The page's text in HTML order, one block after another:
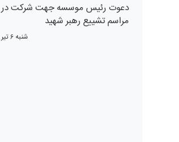
دعوت رئیس موسسه جهت شرکت در
مراسم تشییع رهبر شهید
شنبه ۶ تير ۱۴۰۵